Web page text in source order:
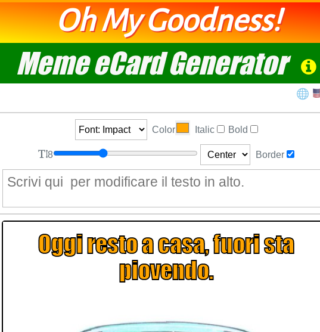
Oh My Goodness!
Meme eCard Generator
Color Italic Bold
8 Border